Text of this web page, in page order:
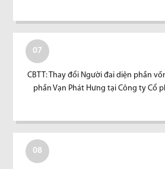
07
CBTT: Thay đổi Người đai diện phần
phần Vạn Phát Hưng tại Công ty Cổ
08